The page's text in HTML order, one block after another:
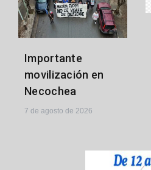
Importante
movilización en
Necochea
7 de agosto de 2026